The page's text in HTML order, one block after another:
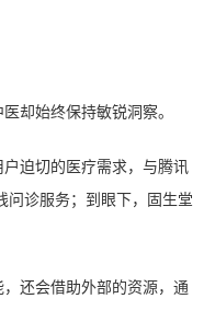
却始终保持敏锐洞察。
迫切的医疗需求，与腾讯
问诊服务；到眼下，固生堂
还会借助外部的资源，通